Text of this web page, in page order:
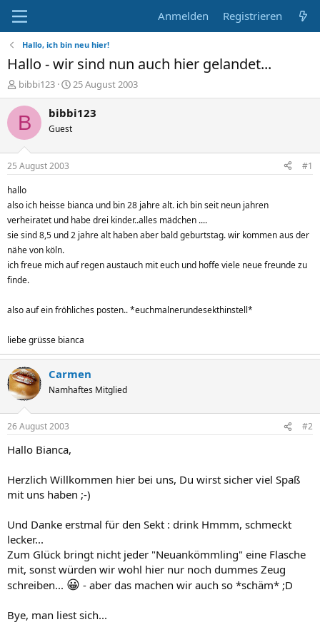
Anmelden Registrieren
Hallo, ich bin neu hier!
Hallo - wir sind nun auch hier gelandet...
E
r
s
e
r
bibbi123
E
r
s
t
m
25 August 2003
B bibbi123
Guest
25 August 2003
#1
hallo
also ich heisse bianca und bin 28 jahre alt. ich bin seit neun jahren
verheiratet und habe drei kinder..alles mädchen ....
sie sind 8,5 und 2 jahre alt haben aber bald geburtstag. wir kommen aus der
nähe von köln.
ich freue mich auf regen austauch mit euch und hoffe viele neue freunde zu
finde.
also auf ein fröhliches posten.. *euchmalnerundesekthinstell*
liebe grüsse bianca
Carmen
Namhaftes Mitglied
26 August 2003 #2
Hallo Bianca,
Herzlich Willkommen hier bei uns, Du wirst sicher viel Spaß
mit uns haben ;-)
Und Danke erstmal für den Sekt : drink Hmmm, schmeckt
lecker...
Zum Glück bringt nicht jeder "Neuankömmling" eine Flasche
mit, sonst würden wir wohl hier nur noch dummes Zeug
schreiben... 😀 - aber das machen wir auch so *schäm* ;D
Bye, man liest sich...